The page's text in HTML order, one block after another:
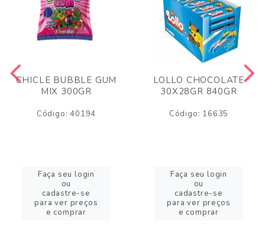
CHICLE BUBBLE GUM
MIX 300GR
Código: 40194
Faça seu login
ou
cadastre-se
para ver preços
e comprar
LOLLO CHOCOLATE
30X28GR 840GR
Código: 16635
Faça seu login
ou
cadastre-se
para ver preços
e comprar